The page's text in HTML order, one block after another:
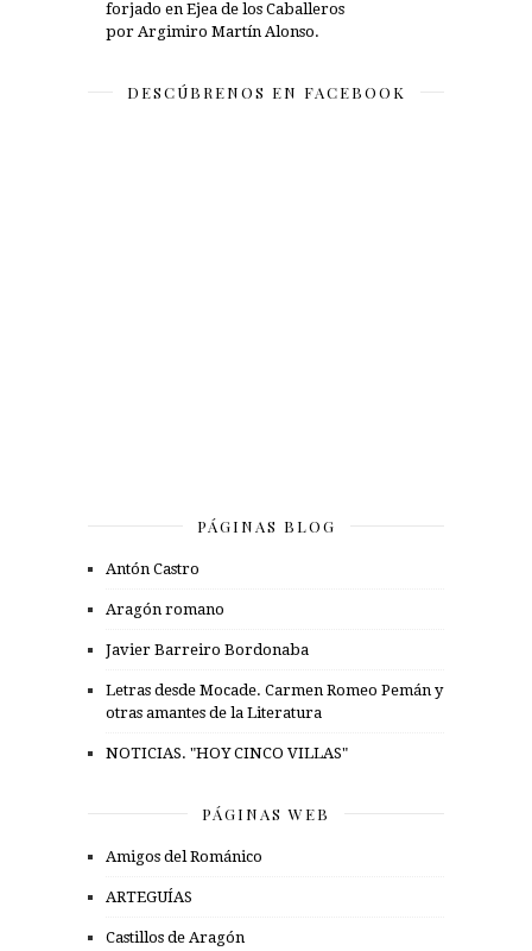
forjado en Ejea de los Caballeros
por Argimiro Martín Alonso.
DESCÚBRENOS EN FACEBOOK
PÁGINAS BLOG
Antón Castro
Aragón romano
Javier Barreiro Bordonaba
Letras desde Mocade. Carmen Romeo Pemán y
otras amantes de la Literatura
NOTICIAS. "HOY CINCO VILLAS"
PÁGINAS WEB
Amigos del Románico
ARTEGUÍAS
Castillos de Aragón